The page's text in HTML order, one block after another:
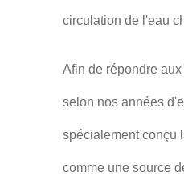
circulation de l'eau
Afin de répondre
selon nos années
spécialement conçu
comme une source